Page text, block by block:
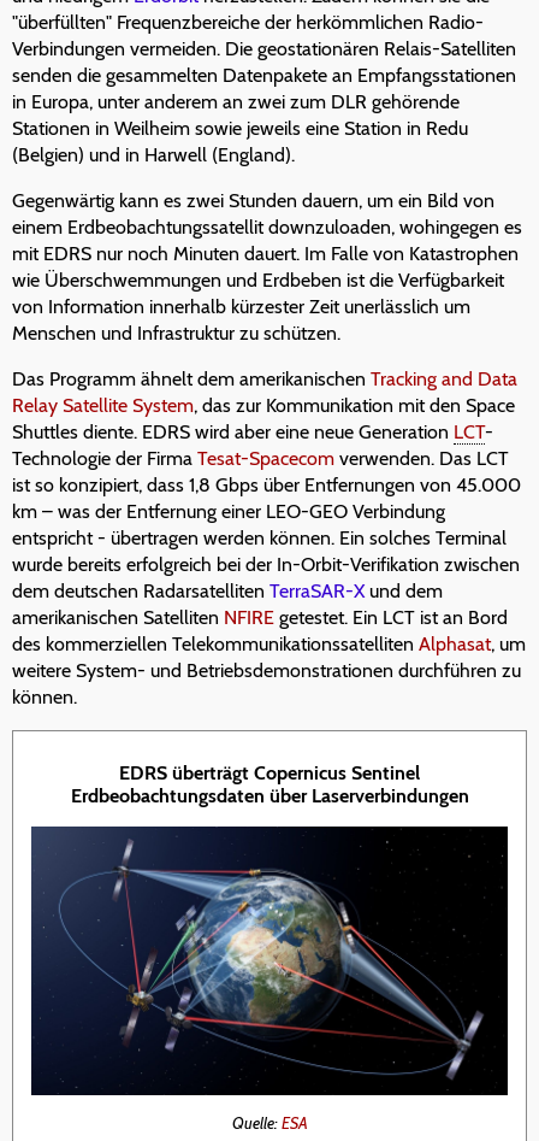
"überfüllten" Frequenzbereiche der herkömmlichen Radio-
Verbindungen vermeiden. Die geostationären Relais-Satelliten
senden die gesammelten Datenpakete an Empfangsstationen
in Europa, unter anderem an zwei zum DLR gehörende
Stationen in Weilheim sowie jeweils eine Station in Redu
(Belgien) und in Harwell (England).
Gegenwärtig kann es zwei Stunden dauern, um ein Bild von
einem Erdbeobachtungssatellit downzuloaden, wohingegen es
mit EDRS nur noch Minuten dauert. Im Falle von Katastrophen
wie Überschwemmungen und Erdbeben ist die Verfügbarkeit
von Information innerhalb kürzester Zeit unerlässlich um
Menschen und Infrastruktur zu schützen.
Das Programm ähnelt dem amerikanischen Tracking and Data
Relay Satellite System, das zur Kommunikation mit den Space
Shuttles diente. EDRS wird aber eine neue Generation LCT-
Technologie der Firma Tesat-Spacecom verwenden. Das LCT
ist so konzipiert, dass 1,8 Gbps über Entfernungen von 45.000
km – was der Entfernung einer LEO-GEO Verbindung
entspricht - übertragen werden können. Ein solches Terminal
wurde bereits erfolgreich bei der In-Orbit-Verifikation zwischen
dem deutschen Radarsatelliten TerraSAR-Xund dem
amerikanischen Satelliten NFIRE getestet. Ein LCT ist an Bord
des kommerziellen Telekommunikationssatelliten Alphasat, um
weitere System- und Betriebsdemonstrationen durchführen zu
können.
EDRS überträgt Copernicus Sentinel
Erdbeobachtungsdaten über Laserverbindungen
Quelle:ESA